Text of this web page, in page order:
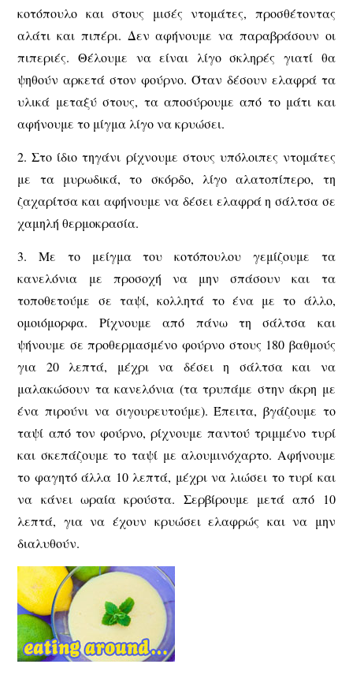
κοτόπουλο και στους μισές ντομάτες, προσθέτοντας
αλάτι και πιπέρι. Δεν αφήνουμε να παραβράσουν οι
πιπεριές. Θέλουμε να είναι λίγο σκληρές γιατί θα
ψηθούν αρκετά στον φούρνο. Όταν δέσουν ελαφρά τα
υλικά μεταξύ στους, τα αποσύρουμε από το μάτι και
αφήνουμε το μίγμα λίγο να κρυώσει.
2. Στο ίδιο τηγάνι ρίχνουμε στους υπόλοιπες ντομάτες
με τα μυρωδικά, το σκόρδο, λίγο αλατοπίπερο, τη
ζαχαρίτσα και αφήνουμε να δέσει ελαφρά η σάλτσα σε
χαμηλή θερμοκρασία.
3. Με το μείγμα του κοτόπουλου γεμίζουμε τα
κανελόνια με προσοχή να μην σπάσουν και τα
τοποθετούμε σε ταψί, κολλητά το ένα με το άλλο,
ομοιόμορφα. Ρίχνουμε από πάνω τη σάλτσα και
ψήνουμε σε προθερμασμένο φούρνο στους 180 βαθμούς
για 20 λεπτά, μέχρι να δέσει η σάλτσα και να
μαλακώσουν τα κανελόνια (τα τρυπάμε στην άκρη με
ένα πιρούνι να σιγουρευτούμε). Έπειτα, βγάζουμε το
ταψί από τον φούρνο, ρίχνουμε παντού τριμμένο τυρί
και σκεπάζουμε το ταψί με αλουμινόχαρτο. Αφήνουμε
το φαγητό άλλα 10 λεπτά, μέχρι να λιώσει το τυρί και
να κάνει ωραία κρούστα. Σερβίρουμε μετά από 10
λεπτά, για να έχουν κρυώσει ελαφρώς και να μην
διαλυθούν.